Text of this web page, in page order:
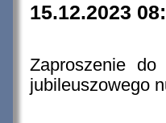
15.12.2023
Zaproszenie do
jubileuszowego